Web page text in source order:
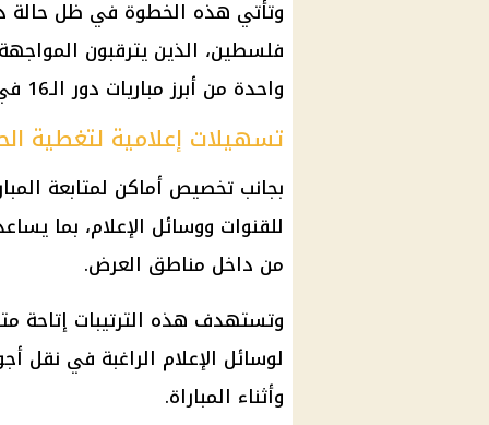
وتأتي هذه الخطوة في ظل حالة
فلسطين، الذين يترقبون المواجهة
واحدة من أبرز مباريات دور الـ16 في المونديال.
تسهيلات إعلامية لتغطية
بجانب تخصيص أماكن لمتابعة
للقنوات ووسائل الإعلام، بما
من داخل مناطق العرض.
وتستهدف هذه الترتيبات إتاحة
لوسائل الإعلام الراغبة في
وأثناء المباراة.